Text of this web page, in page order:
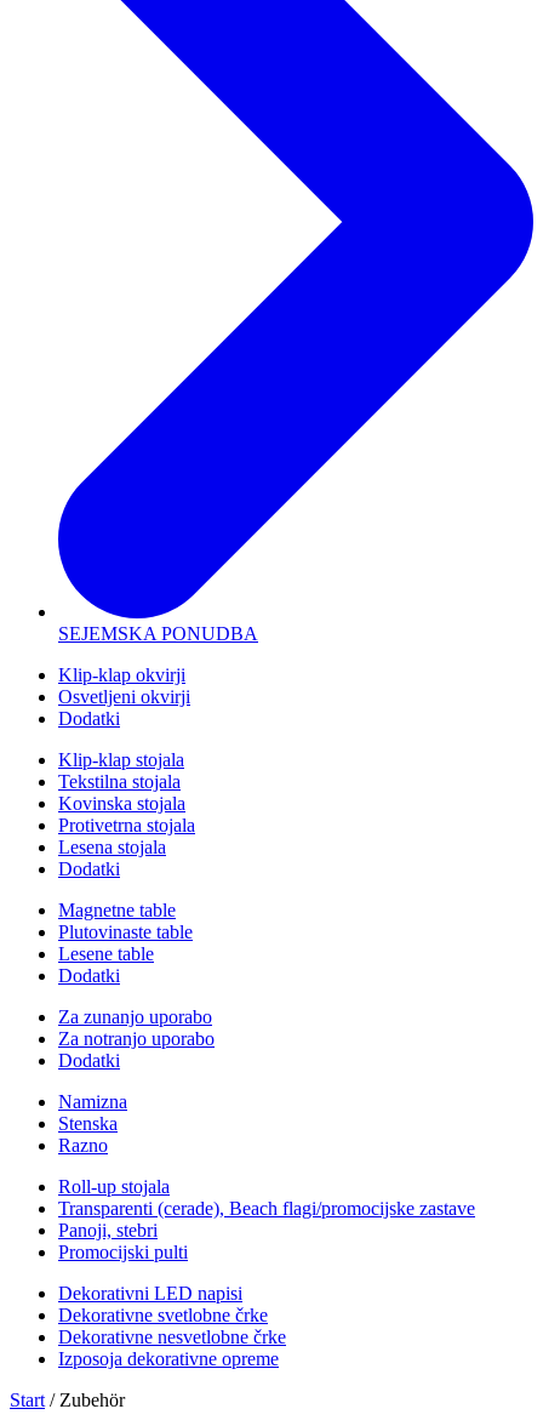
SEJEMSKA PONUDBA
Klip-klap okvirji
Osvetljeni okvirji
Dodatki
Klip-klap stojala
Tekstilna stojala
Kovinska stojala
Protivetrna stojala
Lesena stojala
Dodatki
Magnetne table
Plutovinaste table
Lesene table
Dodatki
Za zunanjo uporabo
Za notranjo uporabo
Dodatki
Namizna
Stenska
Razno
Roll-up stojala
Transparenti (cerade), Beach flagi/promocijske zastave
Panoji, stebri
Promocijski pulti
Dekorativni LED napisi
Dekorativne svetlobne črke
Dekorativne nesvetlobne črke
Izposoja dekorativne opreme
Start / Zubehör